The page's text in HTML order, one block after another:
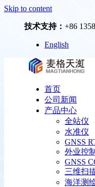
Skip to content
技术支持： +86
English
首页
公司新闻
产品中心
全站仪
水准仪
GNSS
外业控
GNSS
三维扫
海洋测